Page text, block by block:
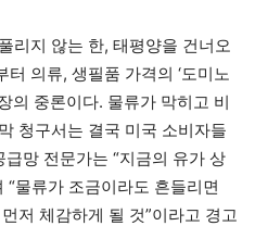
리지 않는 한, 태평양을 건너오
의류, 생필품 가격의 ‘도미노
의 중론이다. 물류가 막히고 비
청구서는 결국 미국 소비자들
망 전문가는 “지금의 유가 상
“물류가 조금이라도 흔들리면
저 체감하게 될 것”이라고 경고